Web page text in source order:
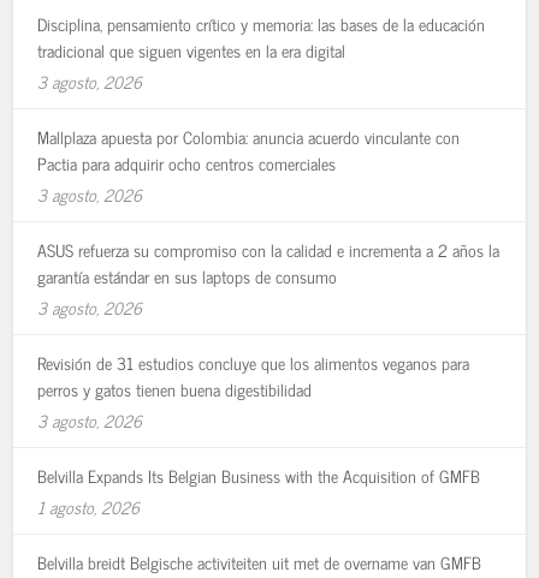
Disciplina, pensamiento crítico y memoria: las bases de la educación
tradicional que siguen vigentes en la era digital
3 agosto, 2026
Mallplaza apuesta por Colombia: anuncia acuerdo vinculante con
Pactia para adquirir ocho centros comerciales
3 agosto, 2026
ASUS refuerza su compromiso con la calidad e incrementa a 2 años la
garantía estándar en sus laptops de consumo
3 agosto, 2026
Revisión de 31 estudios concluye que los alimentos veganos para
perros y gatos tienen buena digestibilidad
3 agosto, 2026
Belvilla Expands Its Belgian Business with the Acquisition of GMFB
1 agosto, 2026
Belvilla breidt Belgische activiteiten uit met de overname van GMFB